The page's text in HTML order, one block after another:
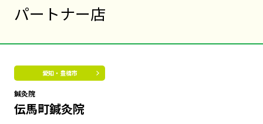
パートナー店
愛知・豊橋市
鍼灸院
伝馬町鍼灸院